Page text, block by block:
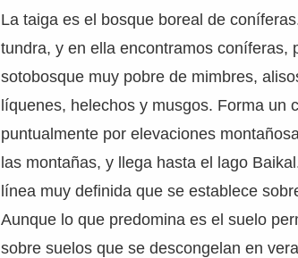
La taiga es el bosque boreal de
tundra, y en ella encontramos coníferas,
sotobosque muy pobre de mimbres,
líquenes, helechos y musgos. Forma un
puntualmente por elevaciones
las montañas, y llega hasta el lago
línea muy definida que se establece
Aunque lo que predomina es el suelo
sobre suelos que se descongelan en